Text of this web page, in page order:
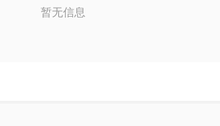
暂无信息